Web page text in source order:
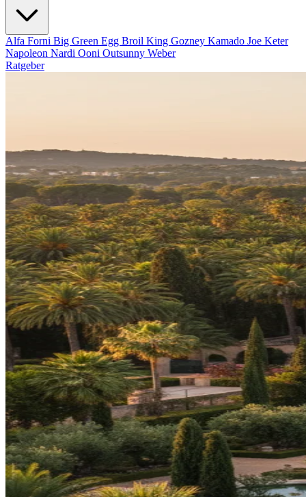
Alfa Forni Big Green Egg Broil King Gozney Kamado Joe Keter
Napoleon Nardi Ooni Outsunny Weber
Ratgeber